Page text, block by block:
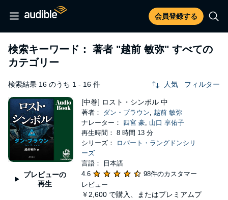
会員登録する
検索キーワード： 著者 "越前 敏弥" すべての
カテゴリー
検索結果 16 のうち 1 - 16 件 人気 フィルター
プレビューの
再生
[中巻] ロスト・シンボル 中
著者： ダン・ブラウン, 越前 敏弥
ナレーター： 四宮 豪, 山口 享佑子
再生時間： 8 時間 13 分
シリーズ：
ロバート・ラングドンシリ
ーズ
言語： 日本語
4.6
98件のカスタマー
レビュー
￥2,600 で購入、またはプレミアムプ